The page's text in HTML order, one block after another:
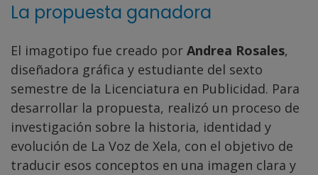
La propuesta ganadora
El imagotipo fue creado por Andrea Rosales,
diseñadora gráfica y estudiante del sexto
semestre de la Licenciatura en Publicidad. Para
desarrollar la propuesta, realizó un proceso de
investigación sobre la historia, identidad y
evolución de La Voz de Xela, con el objetivo de
traducir esos conceptos en una imagen clara y